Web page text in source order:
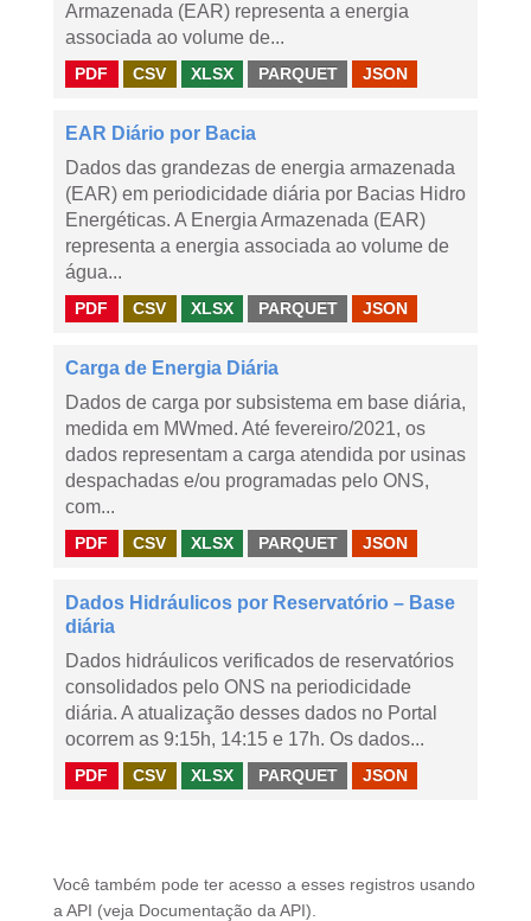
Armazenada (EAR) representa a energia
associada ao volume de...
PDF CSV XLSX PARQUET JSON
EAR Diário por Bacia
Dados das grandezas de energia armazenada
(EAR) em periodicidade diária por Bacias Hidro
Energéticas. A Energia Armazenada (EAR)
representa a energia associada ao volume de
água...
PDF CSV XLSX PARQUET JSON
Carga de Energia Diária
Dados de carga por subsistema em base diária,
medida em MWmed. Até fevereiro/2021, os
dados representam a carga atendida por usinas
despachadas e/ou programadas pelo ONS,
com...
PDF CSV XLSX PARQUET JSON
Dados Hidráulicos por Reservatório – Base
diária
Dados hidráulicos verificados de reservatórios
consolidados pelo ONS na periodicidade
diária. A atualização desses dados no Portal
ocorrem as 9:15h, 14:15 e 17h. Os dados...
PDF CSV XLSX PARQUET JSON
Você também pode ter acesso a esses registros usando
a API (veja Documentação da API ).